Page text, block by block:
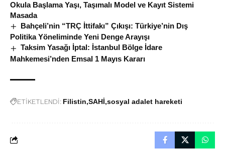
Okula Başlama Yaşı, Taşımalı Model ve Kayıt Sistemi
Masada
Bahçeli’nin “TRÇ İttifakı” Çıkışı: Türkiye’nin Dış
Politika Yöneliminde Yeni Denge Arayışı
Taksim Yasağı İptal: İstanbul Bölge İdare
Mahkemesi’nden Emsal 1 Mayıs Kararı
ETİKETLENDİ: Filistin SAHİ sosyal adalet hareketi